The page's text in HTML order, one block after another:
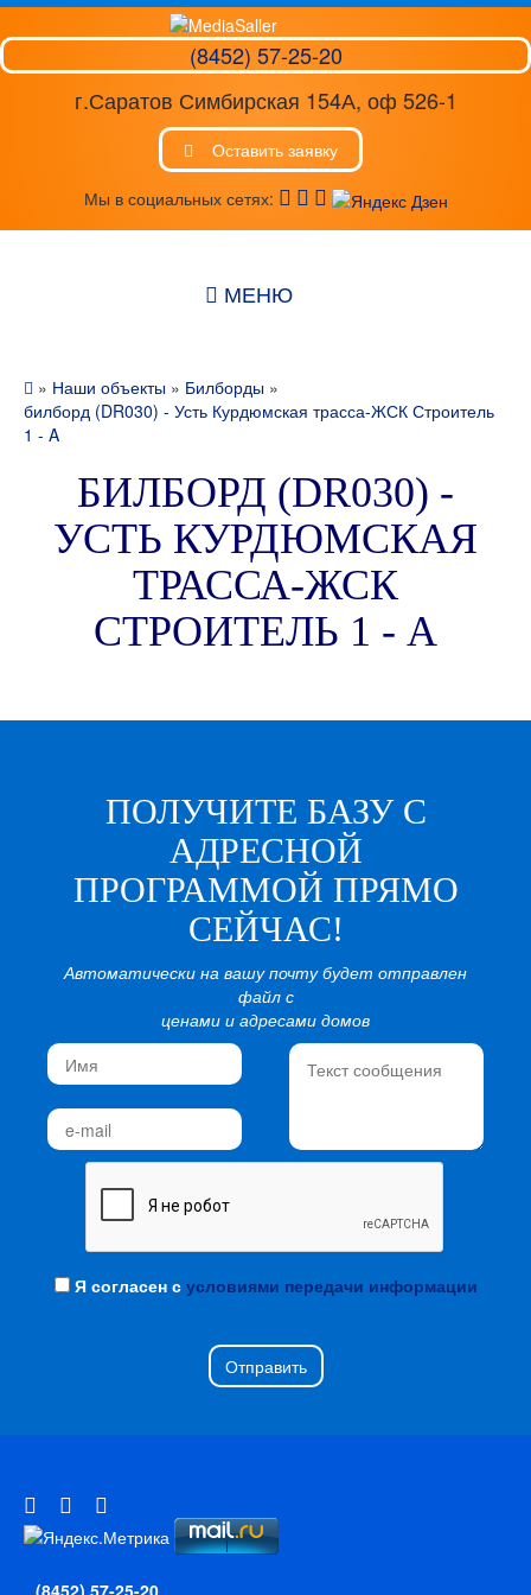
(8452) 57-25-20
г.Саратов Симбирская 154А, оф 526-1
Оставить заявку
Мы в социальных сетях:
МЕНЮ
» Наши объекты » Билборды »
билборд (DR030) - Усть Курдюмская трасса-ЖСК Строитель
1 - A
БИЛБОРД (DR030) -
УСТЬ КУРДЮМСКАЯ
ТРАССА-ЖСК
СТРОИТЕЛЬ 1 - A
ПОЛУЧИТЕ БАЗУ С
АДРЕСНОЙ
ПРОГРАММОЙ ПРЯМО
СЕЙЧАС!
Автоматически на вашу почту будет отправлен
файл с
ценами и адресами домов
Я согласен с условиями передачи информации
Отправить